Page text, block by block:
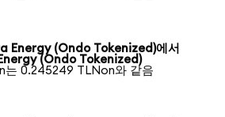
Energy (Ondo Tokenized)에서
(Ondo Tokenized)
는 0.245249 TLNon와 같음